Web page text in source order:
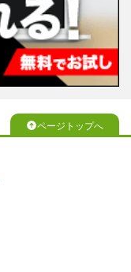
ページトップへ